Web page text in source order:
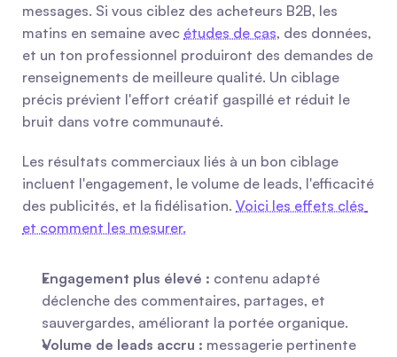
messages. Si vous ciblez des acheteurs B2B, les
matins en semaine avec études de cas, des données,
et un ton professionnel produiront des demandes de
renseignements de meilleure qualité. Un ciblage
précis prévient l'effort créatif gaspillé et réduit le
bruit dans votre communauté.
Les résultats commerciaux liés à un bon ciblage
incluent l'engagement, le volume de leads, l'efficacité
des publicités, et la fidélisation. Voici les effets clés
et comment les mesurer.
Engagement plus élevé : contenu adapté
déclenche des commentaires, partages, et
sauvergardes, améliorant la portée organique.
Volume de leads accru : messagerie pertinente